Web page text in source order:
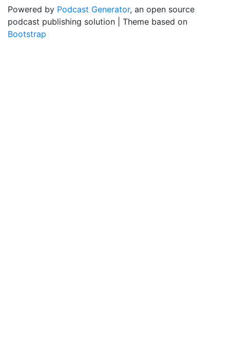
Powered by Podcast Generator, an open source
podcast publishing solution | Theme based on
Bootstrap